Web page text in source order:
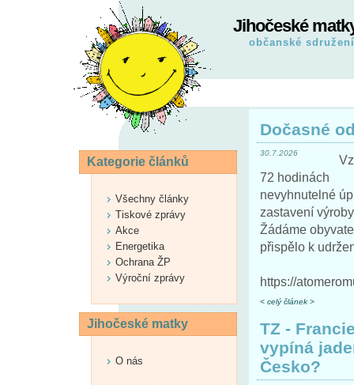
Jihočeské
občanské sdružení
Dočasné
30.7.2026
72 hodinách
nevyhnutelné
zastavení
Žádáme
přispělo k
https://
< celý článek >
TZ -
vypíná
Česko?
Kategorie článků
Všechny články
Tiskové zprávy
Akce
Energetika
Ochrana ŽP
Výroční zprávy
Jihočeské matky
O nás